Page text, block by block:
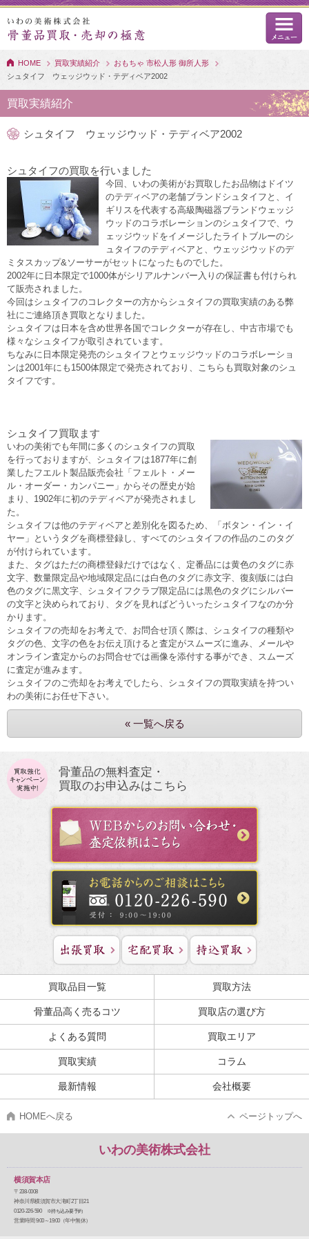
HOME 買取実績紹介
おもちゃ 市松人形 御所人形
シュタイフ ウェッジウッド・テディベア2002
買取実績紹介
シュタイフ ウェッジウッド・テディベア2002
シュタイフの買取を行いました
今回、いわの美術がお買取したお品物はドイツ
のテディベアの老舗ブランドシュタイフと、イ
ギリスを代表する高級陶磁器ブランドウェッジ
ウッドのコラボレーションのシュタイフで、ウ
ェッジウッドをイメージしたライトブルーのシ
ュタイフのテディベアと、ウェッジウッドのデ
ミタスカップ&ソーサーがセットになったものでした。
2002年に日本限定で1000体がシリアルナンバー入りの保証書も付けられ
て販売されました。
今回はシュタイフのコレクターの方からシュタイフの買取実績のある弊
社にご連絡頂き買取となりました。
シュタイフは日本を含め世界各国でコレクターが存在し、中古市場でも
様々なシュタイフが取引されています。
ちなみに日本限定発売のシュタイフとウェッジウッドのコラボレーショ
ンは2001年にも1500体限定で発売されており、こちらも買取対象のシュ
タイフです。
シュタイフ買取ます
いわの美術でも年間に多くのシュタイフの買取
を行っておりますが、シュタイフは1877年に創
業したフエルト製品販売会社「フェルト・メー
ル・オーダー・カンパニー」からその歴史が始
まり、1902年に初のテディベアが発売されまし
た。
シュタイフは他のテディベアと差別化を図るため、「ボタン・イン・イ
ヤー」というタグを商標登録し、すべてのシュタイフの作品のこのタグ
が付けられています。
また、タグはただの商標登録だけではなく、定番品には黄色のタグに赤
文字、数量限定品や地域限定品には白色のタグに赤文字、復刻版には白
色のタグに黒文字、シュタイフクラブ限定品には黒色のタグにシルバー
の文字と決められており、タグを見ればどういったシュタイフなのか分
かります。
シュタイフの売却をお考えで、お問合せ頂く際は、シュタイフの種類や
タグの色、文字の色をお伝え頂けると査定がスムーズに進み、メールや
オンライン査定からのお問合せでは画像を添付する事ができ、スムーズ
に査定が進みます。
シュタイフのご売却をお考えでしたら、シュタイフの買取実績を持つい
わの美術にお任せ下さい。
« 一覧へ戻る
骨董品の無料査定・
買取のお申込みはこちら
買取品目一覧 買取方法
骨董品高く売るコツ 買取店の選び方
よくある質問 買取エリア
買取実績 コラム
最新情報 会社概要
HOMEへ戻る ページトップへ
いわの美術株式会社
横須賀本店
〒238-0008
神奈川県横須賀市大滝町2丁目21
0120-226-590
※持ち込み要予約
営業時間 9:00～19:00（年中無休）